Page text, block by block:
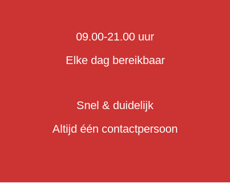
09.00-21.00 uur
Elke dag bereikbaar
Snel & duidelijk
Altijd één contactpersoon